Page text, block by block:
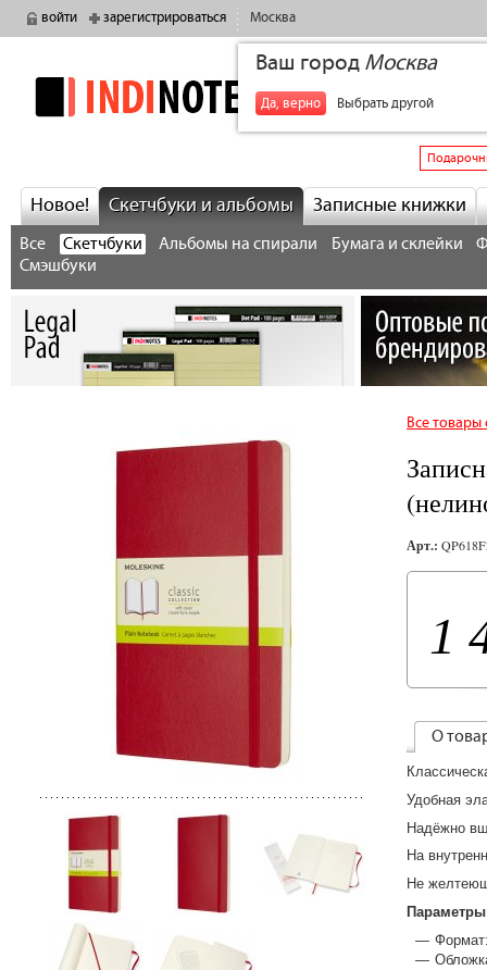
войти зарегистрироваться Москва
Ваш город Москва
Да, верно Выбрать другой
indinotes
Новое! Скетчбуки и альбомы Записные книжки
Все Скетчбуки Альбомы на спирали Бумага и склейки
Смэшбуки
Все товары
Арт.:
1
О
Удобная
Надёжно
На
Не
Параметры